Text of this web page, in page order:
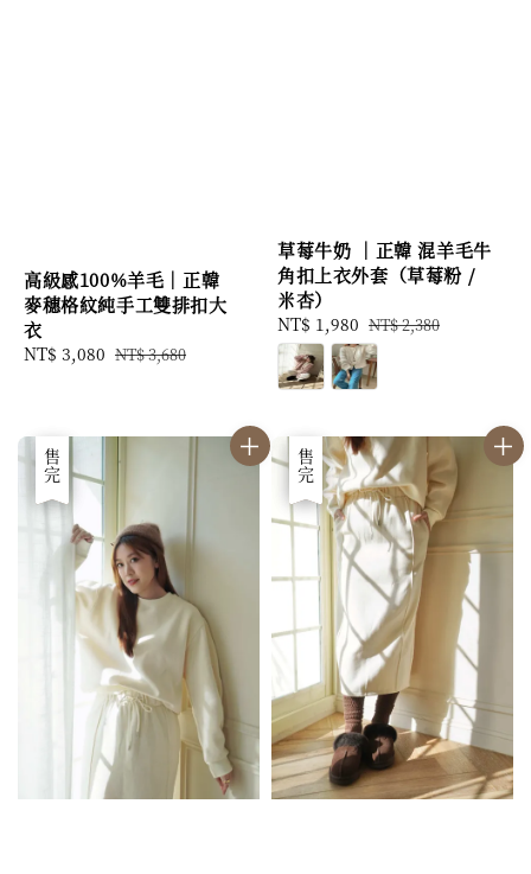
高級感100%羊毛｜正韓
麥穗格紋純手工雙排扣大
衣
Sale
NT$ 3,080 Regular
NT$ 3,680
草莓牛奶 ｜正韓 混羊毛牛
角扣上衣外套（草莓粉 /
米杏）
Sale
price
NT$ 1,980 Regular
price
NT$ 2,380
優惠
售完 優惠
售完